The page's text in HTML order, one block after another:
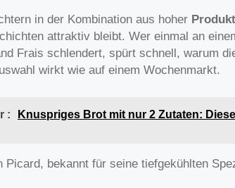
in der Kombination aus hoher
attraktiv bleibt. Wer einmal an
Frais schlendert, spürt schnell, warum
wirkt wie auf einem Wochenmarkt.
:
Knuspriges Brot mit nur 2 Zutaten:
Picard, bekannt für seine tiefgekühlten